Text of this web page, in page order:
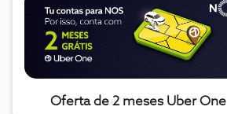
Oferta de 2 meses Uber One